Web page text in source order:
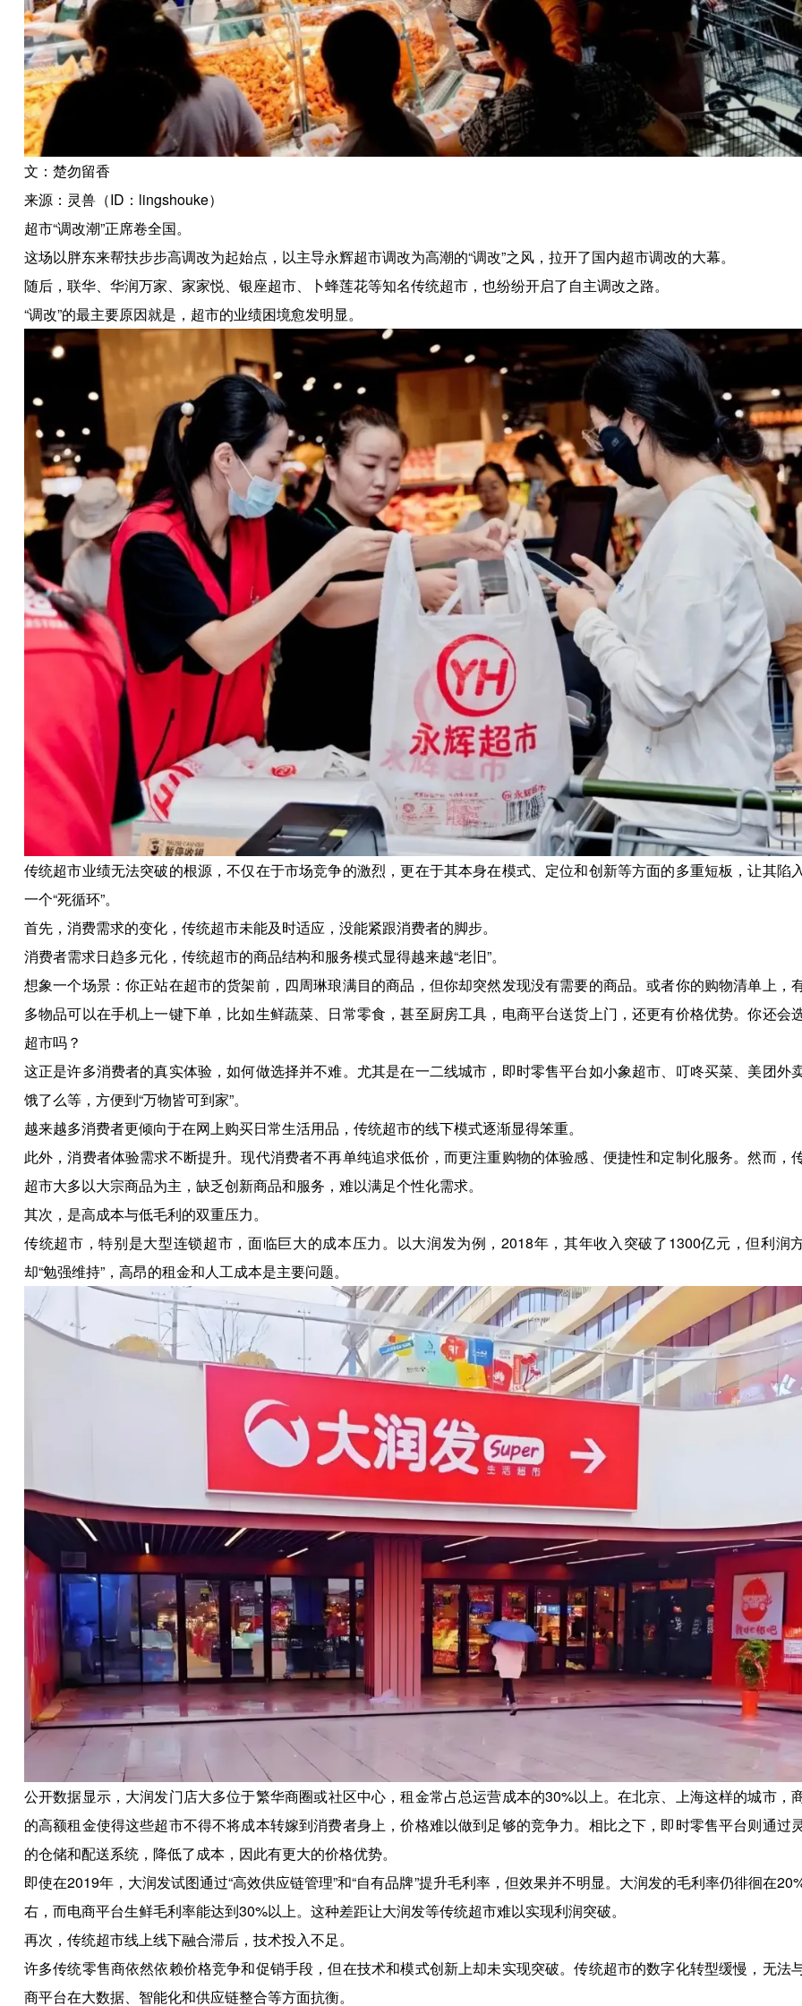
文：楚勿留香
来源：灵兽（ID：lingshouke）
超市“调改潮”正席卷全国。
这场以胖东来帮扶步步高调改为起始点，以主导永辉超市调改为高潮的“调改”之风，拉开了国内超市调改的大幕。
随后，联华、华润万家、家家悦、银座超市、卜蜂莲花等知名传统超市，也纷纷开启了自主调改之路。
“调改”的最主要原因就是，超市的业绩困境愈发明显。
传统超市业绩无法突破的根源，不仅在于市场竞争的激烈，更在于其本身在模式、定位和创新等方面的多重短板，让其陷
一个“死循环”。
首先，消费需求的变化，传统超市未能及时适应，没能紧跟消费者的脚步。
消费者需求日趋多元化，传统超市的商品结构和服务模式显得越来越“老旧”。
想象一个场景：你正站在超市的货架前，四周琳琅满目的商品，但你却突然发现没有需要的商品。或者你的购物清单上，
多物品可以在手机上一键下单，比如生鲜蔬菜、日常零食，甚至厨房工具，电商平台送货上门，还更有价格优势。你还会
超市吗？
这正是许多消费者的真实体验，如何做选择并不难。尤其是在一二线城市，即时零售平台如小象超市、叮咚买菜、美团外
饿了么等，方便到“万物皆可到家”。
越来越多消费者更倾向于在网上购买日常生活用品，传统超市的线下模式逐渐显得笨重。
此外，消费者体验需求不断提升。现代消费者不再单纯追求低价，而更注重购物的体验感、便捷性和定制化服务。然而，
超市大多以大宗商品为主，缺乏创新商品和服务，难以满足个性化需求。
其次，是高成本与低毛利的双重压力。
传统超市，特别是大型连锁超市，面临巨大的成本压力。以大润发为例，2018年，其年收入突破了1300亿元，但利润
却“勉强维持”，高昂的租金和人工成本是主要问题。
公开数据显示，大润发门店大多位于繁华商圈或社区中心，租金常占总运营成本的30%以上。在北京、上海这样的城市，
的高额租金使得这些超市不得不将成本转嫁到消费者身上，价格难以做到足够的竞争力。相比之下，即时零售平台则通过
的仓储和配送系统，降低了成本，因此有更大的价格优势。
即使在2019年，大润发试图通过“高效供应链管理”和“自有品牌”提升毛利率，但效果并不明显。大润发的毛利率仍徘徊在
右，而电商平台生鲜毛利率能达到30%以上。这种差距让大润发等传统超市难以实现利润突破。
再次，传统超市线上线下融合滞后，技术投入不足。
许多传统零售商依然依赖价格竞争和促销手段，但在技术和模式创新上却未实现突破。传统超市的数字化转型缓慢，无法
商平台在大数据、智能化和供应链整合等方面抗衡。